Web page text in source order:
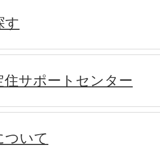
す
住サポートセンター
ついて